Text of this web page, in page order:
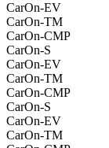
CarOn-EV
CarOn-TM
CarOn-CMP
CarOn-S
CarOn-EV
CarOn-TM
CarOn-CMP
CarOn-S
CarOn-EV
CarOn-TM